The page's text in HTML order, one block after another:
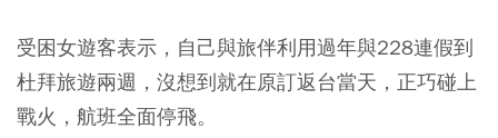
受困女遊客表示，自己與旅伴利用過年與228連假到
杜拜旅遊兩週，沒想到就在原訂返台當天，正巧碰上
戰火，航班全面停飛。